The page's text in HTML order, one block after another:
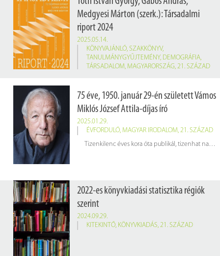
Medgyesi Márton (szerk.): Társadalmi
riport 2024
2025.05.14.
KÖNYVAJÁNLÓ, SZAKKÖNYV,
TANULMÁNYGYŰJTEMÉNY, DEMOGRÁFIA,
TÁRSADALOM, MAGYARORSZÁG, 21. SZÁZAD
Raktári jelzet: 460829/2024
75 éve, 1950. január 29-én született Vámos
Miklós József Attila-díjas író
2025.01.29.
ÉVFORDULÓ, MAGYAR IRODALOM, 21. SZÁZAD
Tizenkilenc éves kora óta publikál, tizenhat nagyregényt és kilenc kisregényt írt, csaknem félszáz könyve jelent meg eddig, az egyik legismertebb kortárs magyar író.
2022-es könyvkiadási statisztika régiók
szerint
2024.09.29.
KITEKINTŐ, KÖNYVKIADÁS, 21. SZÁZAD